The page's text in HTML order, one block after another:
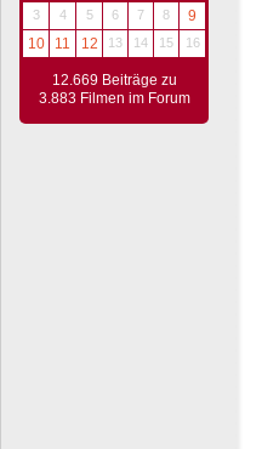
3
4 5 6 7 8
9
10
11 12 13 14 15 16
12.669 Beiträge zu
3.883 Filmen im Forum